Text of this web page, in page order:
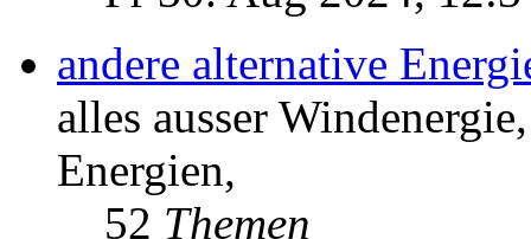
andere alternative
alles ausser
Energien,
52 Themen